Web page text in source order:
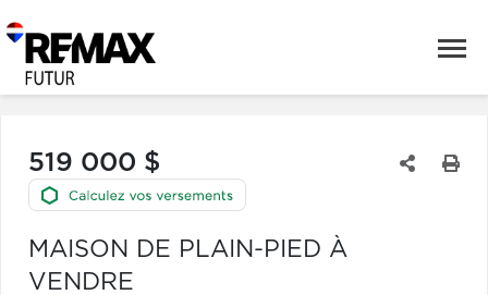
519 000 $
MAISON DE PLAIN-PIED À
VENDRE